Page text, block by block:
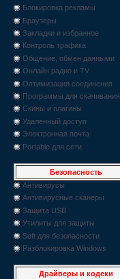
Блокировка рекламы
Браузеры
Закладки и избранное
Контроль трафика
Общение, обмен данными
Онлайн радио и TV
Оптимизация соединения
Программы для скачивания
Скины и плагины
Удаленный доступ
Электронная почта
Portable для сети
Безопасность
Антивирусы
Антивирусные сканеры
Защита USB
Утилиты для защиты
Soft для безопасности
Разблокировка Windows
Драйверы и кодеки